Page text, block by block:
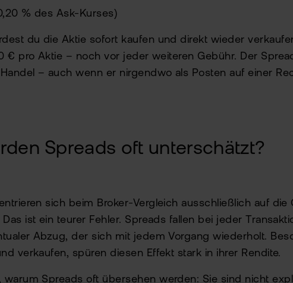
% des Ask-Kurses)
du die Aktie sofort kaufen und direkt wieder
€ pro Aktie – noch vor jeder weiteren Gebühr. Der
– auch wenn er nirgendwo als Posten auf einer
Spreads oft unterschätzt?
sich beim Broker-Vergleich ausschließlich auf
ist ein teurer Fehler. Spreads fallen bei jeder
Abzug, der sich mit jedem Vorgang wiederholt.
verkaufen, spüren diesen Effekt stark in ihrer Rendite.
warum Spreads oft übersehen werden: Sie sind nicht